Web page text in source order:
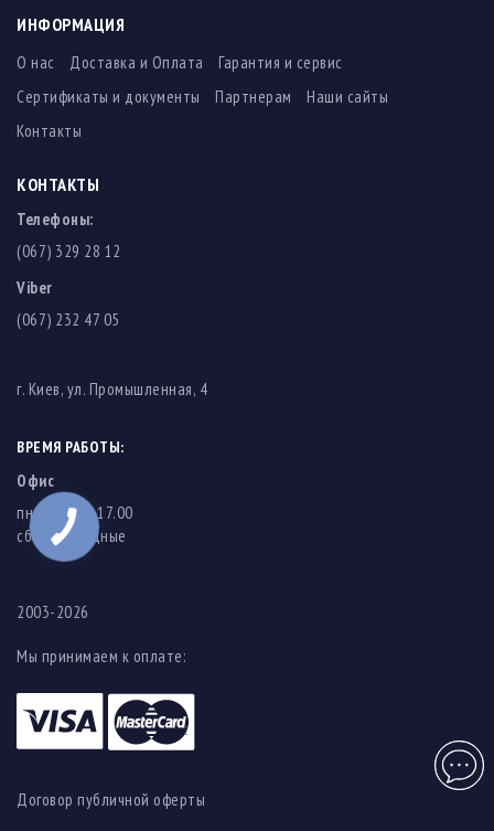
ИНФОРМАЦИЯ
О нас Доставка и Оплата
Гарантия и сервис
Сертификаты и документы
Партнерам
Наши сайты
Контакты
КОНТАКТЫ
Телефоны:
(067) 329 28 12
Viber
(067) 232 47 05
г. Киев, ул. Промышленная, 4
ВРЕМЯ РАБОТЫ:
Офис
пн-пт: 8.00-17.00
cб-вс: выходные
2003-2026
Мы принимаем к оплате:
Договор публичной оферты
Чат